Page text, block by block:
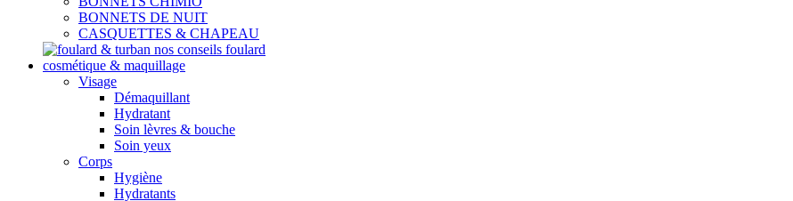
BONNETS DE NUIT
CASQUETTES & CHAPEAU
nos conseils foulard
cosmétique & maquillage
Visage
Démaquillant
Hydratant
Soin lèvres & bouche
Soin yeux
Corps
Hygiène
Hydratants